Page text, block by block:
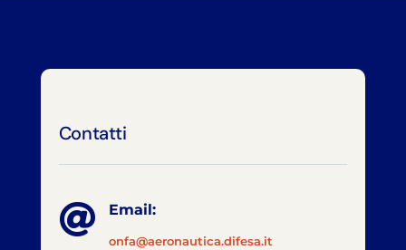
Contatti
 Email:
onfa@aeronautica.difesa.it